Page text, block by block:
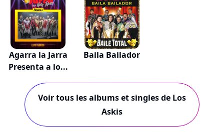
Agarra la Jarra
Presenta a lo...
Baila Bailador
Voir tous les albums et singles de Los
Askis